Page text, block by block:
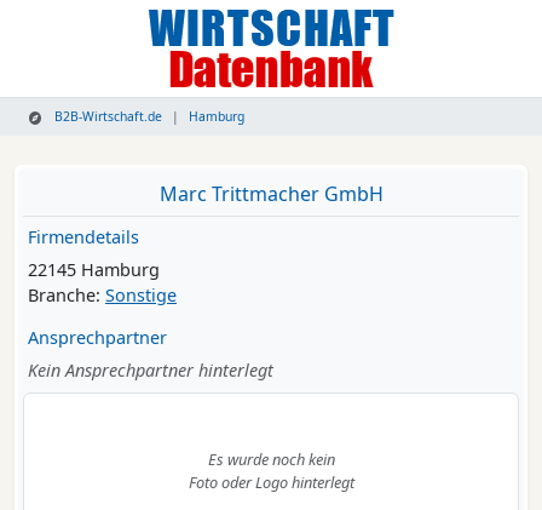
B2B-Wirtschaft.de Hamburg
Marc Trittmacher GmbH
Firmendetails
22145 Hamburg
Branche: Sonstige
Ansprechpartner
Kein Ansprechpartner hinterlegt
Es wurde noch kein
Foto oder Logo hinterlegt